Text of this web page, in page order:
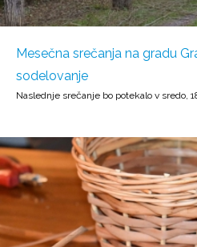
Mesečna srečanja na gradu
sodelovanje
Naslednje srečanje bo potekalo v sredo,